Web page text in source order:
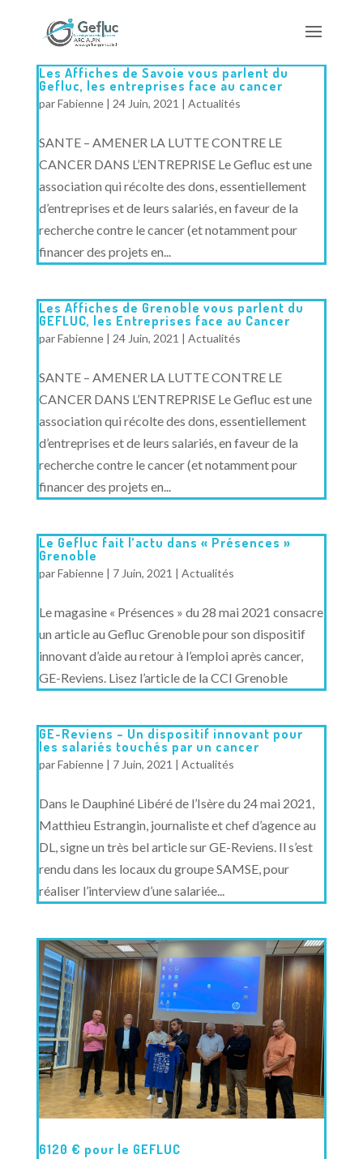
Les Affiches de Savoie vous parlent du
Gefluc, les entreprises face au cancer
parFabienne| 24 Juin, 2021 | Actualités
SANTE – AMENER LA LUTTE CONTRE LE
CANCER DANS L’ENTREPRISE Le Gefluc est une
association qui récolte des dons, essentiellement
d’entreprises et de leurs salariés, en faveur de la
recherche contre le cancer (et notamment pour
financer des projets en...
Les Affiches de Grenoble vous parlent du
GEFLUC, les Entreprises face au Cancer
parFabienne| 24 Juin, 2021 | Actualités
SANTE – AMENER LA LUTTE CONTRE LE
CANCER DANS L’ENTREPRISE Le Gefluc est une
association qui récolte des dons, essentiellement
d’entreprises et de leurs salariés, en faveur de la
recherche contre le cancer (et notamment pour
financer des projets en...
Le Gefluc fait l’actu dans « Présences »
Grenoble
parFabienne| 7 Juin, 2021 | Actualités
Le magasine « Présences » du 28 mai 2021 consacre
un article au Gefluc Grenoble pour son dispositif
innovant d’aide au retour à l’emploi après cancer,
GE-Reviens. Lisez l’article de la CCI Grenoble
GE-Reviens – Un dispositif innovant pour
les salariés touchés par un cancer
parFabienne| 7 Juin, 2021 | Actualités
Dans le Dauphiné Libéré de l’Isère du 24 mai 2021,
Matthieu Estrangin, journaliste et chef d’agence au
DL, signe un très bel article sur GE-Reviens. Il s’est
rendu dans les locaux du groupe SAMSE, pour
réaliser l’interview d’une salariée...
6120 € pour le GEFLUC